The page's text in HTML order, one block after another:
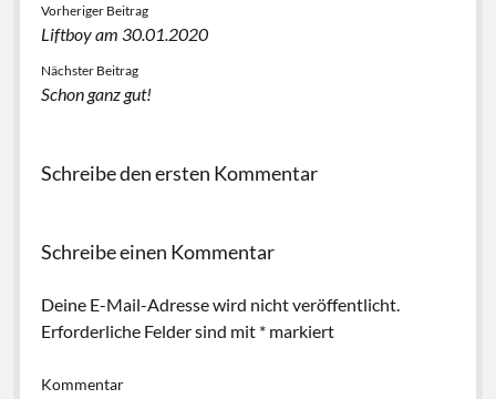
Vorheriger Beitrag
Liftboy am 30.01.2020
Nächster Beitrag
Schon ganz gut!
Schreibe den ersten Kommentar
Schreibe einen Kommentar
Deine E-Mail-Adresse wird nicht veröffentlicht.
Erforderliche Felder sind mit *markiert
Kommentar